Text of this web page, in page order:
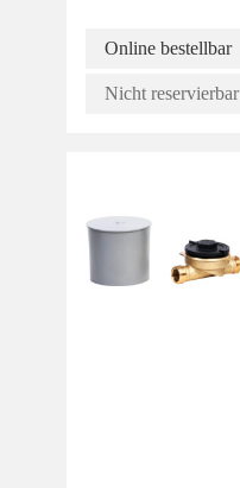
Online bestellbar
Nicht reservierbar